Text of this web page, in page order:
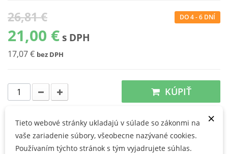
26,81 €
21,00 € s DPH
17,07 € bez DPH
DO 4 - 6 DNÍ
KÚPIŤ
Používateľské prednosti
S povrchovou úpravou Zirkon-Duplex na lepšie upevnenie a dlhšiu
×
Tieto webové stránky ukladajú v súlade so zákonmi na
vaše zariadenie súbory, všeobecne nazývané cookies.
Používaním týchto stránok s tým vyjadrujete súhlas.